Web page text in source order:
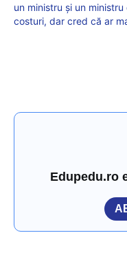
un ministru și un
costuri, dar cred că ar
Edupedu.ro